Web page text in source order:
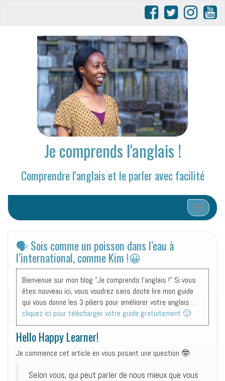
Je comprends l'anglais !
Comprendre l'anglais et le parler avec facilité
Afficher/
🗣️ Sois comme un poisson dans l’eau à
l’international, comme Kim !😀
Bienvenue sur mon blog "Je comprends l'anglais !" Si vous
êtes nouveau ici, vous voudrez sans doute lire mon guide
qui vous donne les 3 piliers pour améliorer votre anglais :
cliquez ici pour télécharger votre guide gratuitement 🙂
Hello Happy Learner!
Je commence cet article en vous posant une question 🤓
Selon vous, qui peut parler de nous mieux que vous